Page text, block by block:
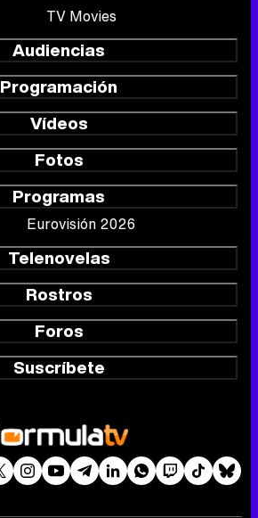
TV Movies
Audiencias
Programación
Vídeos
Fotos
Programas
Eurovisión 2026
Telenovelas
Rostros
Foros
Suscríbete